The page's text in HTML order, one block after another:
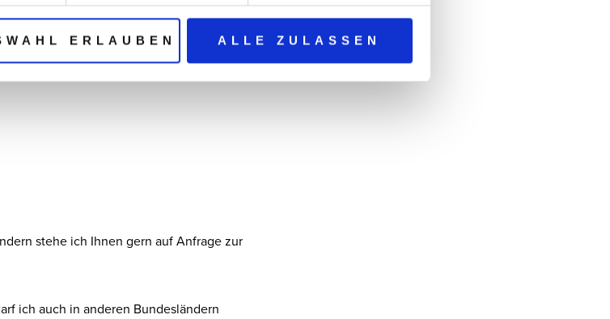
ERLAUBEN ALLE ZULASSEN
stehe ich Ihnen gern auf Anfrage zur
ich auch in anderen Bundesländern